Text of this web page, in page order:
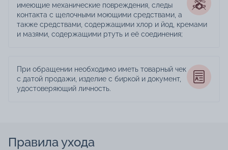
имеющие механические повреждения, следы
контакта с щелочными моющими средствами, а
также средствами, содержащими хлор и йод, кремами
и мазями, содержащими ртуть и её соединения;
При обращении необходимо иметь товарный чек
с датой продажи, изделие с биркой и документ,
удостоверяющий личность.
Правила ухода